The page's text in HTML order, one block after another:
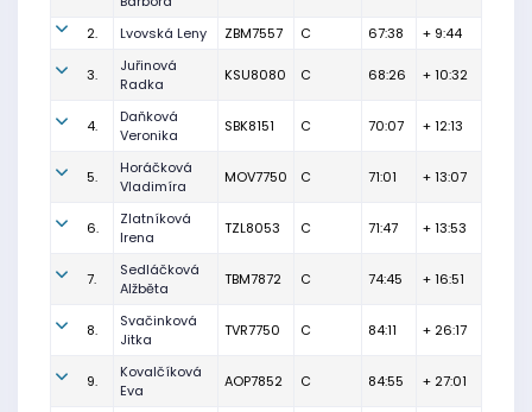
2. Lvovská Leny ZBM7557 C 67:38 + 9:44
3.
Juřinová
Radka
KSU8080 C 68:26 + 10:32
4.
Daňková
Veronika
SBK8151 C 70:07 + 12:13
5.
Horáčková
Vladimíra
MOV7750 C 71:01 + 13:07
6.
Zlatníková
Irena
TZL8053 C 71:47 + 13:53
7.
Sedláčková
Alžběta
TBM7872 C 74:45 + 16:51
8.
Svačinková
Jitka
TVR7750 C 84:11 + 26:17
9.
Kovalčíková
Eva
AOP7852 C 84:55 + 27:01